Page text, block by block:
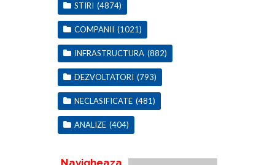
STIRI (4874)
COMPANII (1021)
INFRASTRUCTURA (882)
DEZVOLTATORI (793)
NECLASIFICATE (481)
ANALIZE (404)
Navigheaza